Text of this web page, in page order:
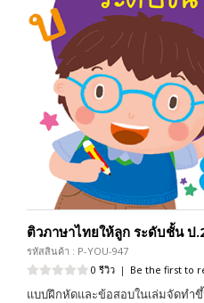
ติวภาษาไทยให้ลูก ระดับชั้น ป
รหัสสินค้า : P-YOU-947
0 รีวิว | Be the first to
แบบฝึกหัดและข้อสอบในเล่มจัดทำ